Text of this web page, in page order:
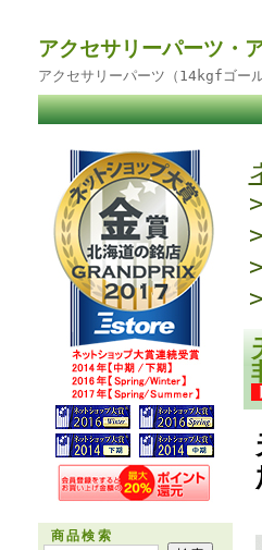
アクセサリーパーツ・
アクセサリーパーツ（14kgfゴー
商品検索